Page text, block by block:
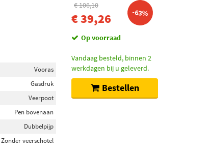
Vooras
Gasdruk
Veerpoot
Pen bovenaan
Dubbelpijp
Zonder veerschotel
€ 106,10
€ 39,26 -63%
Op voorraad
Vandaag besteld, binnen 2
werkdagen bij u geleverd.
Bestellen